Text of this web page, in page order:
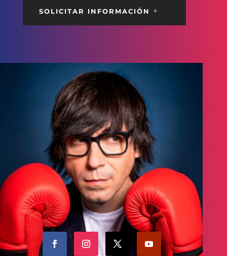
SOLICITAR INFORMACIÓN